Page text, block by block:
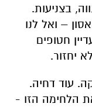
בצניעות.
– ואל לנו
חטופים
יחזור.
עוד דחיה.
הלחימה הזו -